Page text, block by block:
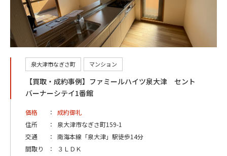
泉大津市なぎさ町 マンション
【買取・成約事例】ファミールハイツ泉大津 セント
バーナーシテイ1番館
価格 ：
成約御礼
住所
：
泉大津市なぎさ町159-1
交通
：
南海本線「泉大津」駅徒歩14分
間取り
：
３ＬＤＫ